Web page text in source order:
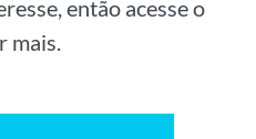
então acesse o
mais.